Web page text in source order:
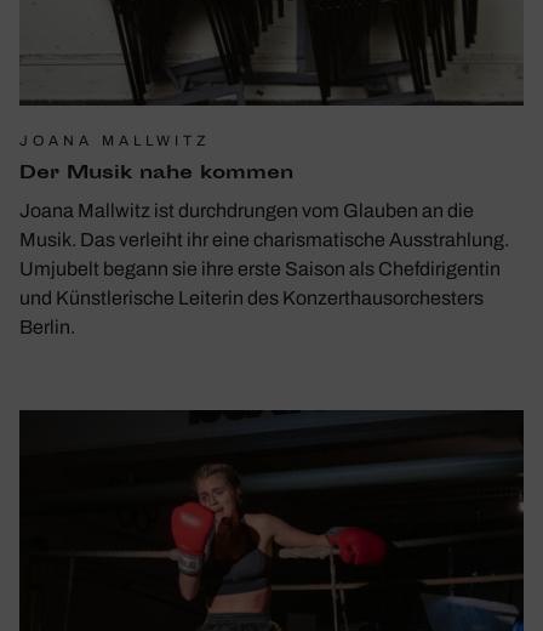
JOANA MALLWITZ
Der Musik nahe kommen
Joana Mallwitz ist durchdrungen vom Glauben an die
Musik. Das verleiht ihr eine charismatische Ausstrahlung.
Umjubelt begann sie ihre erste Saison als Chefdirigentin
und Künstlerische Leiterin des Konzerthausorchesters
Berlin.